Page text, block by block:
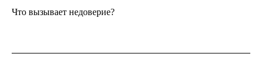
Что вызывает недоверие?